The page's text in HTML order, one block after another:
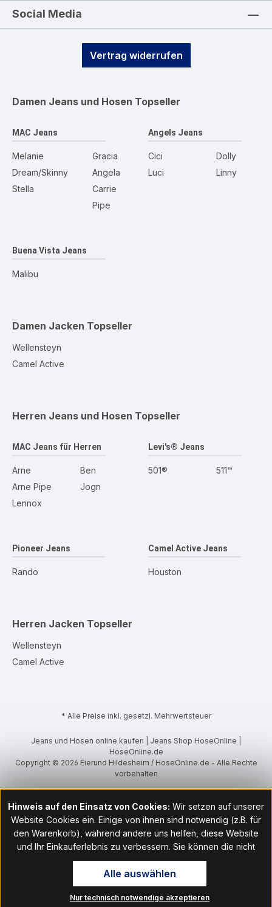
Social Media
Vertrag widerrufen
Damen Jeans und Hosen Topseller
MAC Jeans
Melanie
Dream/Skinny
Stella
Gracia
Angela
Carrie
Pipe
Angels Jeans
Cici
Luci
Dolly
Linny
Buena Vista Jeans
Malibu
Damen Jacken Topseller
Wellensteyn
Camel Active
Herren Jeans und Hosen Topseller
MAC Jeans für Herren
Arne
Arne Pipe
Lennox
Ben
Jogn
Levi's® Jeans
501® 511™
Pioneer Jeans
Rando
Camel Active Jeans
Houston
Herren Jacken Topseller
Wellensteyn
Camel Active
* Alle Preise inkl. gesetzl. Mehrwertsteuer
Jeans und Hosen online kaufen | Jeans Shop HoseOnline |
HoseOnline.de
Copyright © 2026 Eierund Hildesheim / HoseOnline.de - Alle Rechte
vorbehalten
Hinweis auf den Einsatz von Cookies: Wir setzen auf unserer
Website Cookies ein. Einige von ihnen sind notwendig (z.B. für
den Warenkorb), während andere uns helfen, diese Website
und Ihr Einkauferlebnis zu verbessern. Sie können die nicht
notwendigen Cookies mit Klick auf „OK“ akzeptieren oder per
Klick auf "Nur technisch notwendige akzeptieren" ablehnen. Den
Zugang zu den Cookie-Einstellungen finden Sie im Fußbereich
unserer Website im Menüpunkt „Informationen“. Dort können Sie
Nur technisch notwendige akzeptieren
Alle auswählen